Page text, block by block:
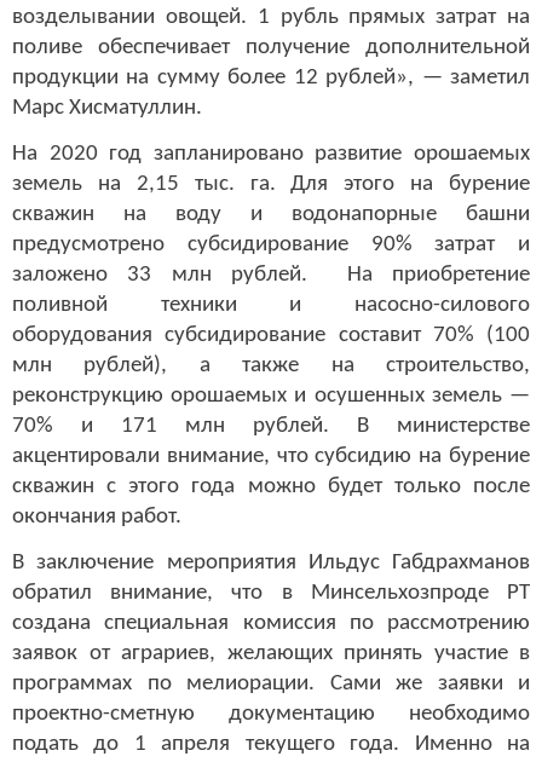
возделывании овощей. 1 рубль прямых затрат на
поливе обеспечивает получение дополнительной
продукции на сумму более 12 рублей», — заметил
Марс Хисматуллин.
На 2020 год запланировано развитие орошаемых
земель на 2,15 тыс. га. Для этого на бурение
скважин на воду и водонапорные башни
предусмотрено субсидирование 90% затрат и
заложено 33 млн рублей. На приобретение
поливной техники и насосно-силового
оборудования субсидирование составит 70% (100
млн рублей), а также на строительство,
реконструкцию орошаемых и осушенных земель —
70% и 171 млн рублей. В министерстве
акцентировали внимание, что субсидию на бурение
скважин с этого года можно будет только после
окончания работ.
В заключение мероприятия Ильдус Габдрахманов
обратил внимание, что в Минсельхозпроде РТ
создана специальная комиссия по рассмотрению
заявок от аграриев, желающих принять участие в
программах по мелиорации. Сами же заявки и
проектно-сметную документацию необходимо
подать до 1 апреля текущего года. Именно на